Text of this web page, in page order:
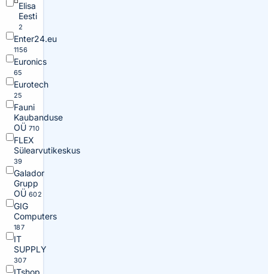
Elisa
Eesti
2
Enter24.eu
1156
Euronics
65
Eurotech
25
Fauni
Kaubanduse
OÜ 710
FLEX
Sülearvutikeskus
39
Galador
Grupp
OÜ 602
GIG
Computers
187
IT
SUPPLY
307
ITshop